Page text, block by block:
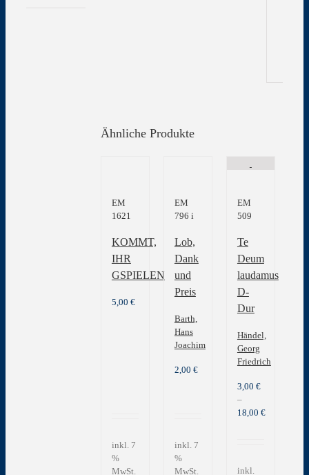
Ähnliche Produkte
EM
1621
KOMMT,
IHR
GSPIELEN
5,00 €
inkl. 7
%
MwSt.
EM
796 i
Lob,
Dank
und
Preis
Barth,
Hans
Joachim
2,00 €
inkl. 7
%
MwSt.
EM
509
Te
Deum
laudamus
D-
Dur
Händel,
Georg
Friedrich
3,00 €
–
18,00 €
inkl.